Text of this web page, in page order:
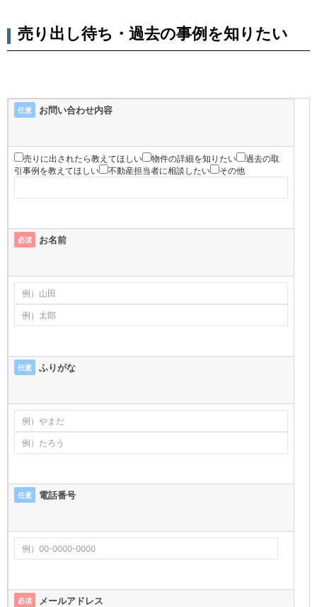
売り出し待ち・過去の事例を知りたい
任意 お問い合わせ内容
売りに出されたら教えてほしい 物件の詳細を知りたい
過去の取
引事例を教えてほしい
不動産担当者に相談したい その他
必須 お名前
任意 ふりがな
任意 電話番号
必須 メールアドレス